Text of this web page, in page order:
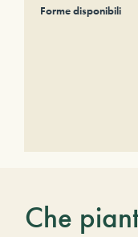
Forme disponibili
Che